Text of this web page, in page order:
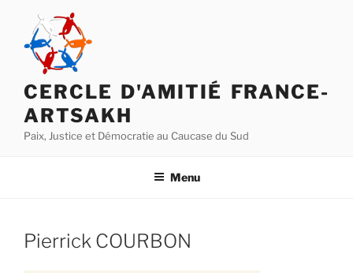
contenu
principal
CERCLE D'AMITIÉ FRANCE-
ARTSAKH
Paix, Justice et Démocratie au Caucase du Sud
Menu
Pierrick COURBON